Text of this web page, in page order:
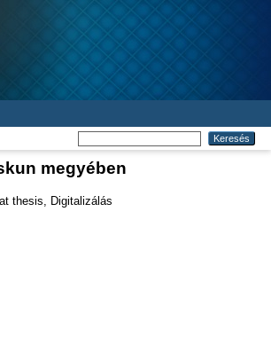
megyében
thesis, Digitalizálás